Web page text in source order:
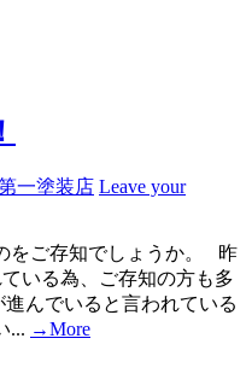
一塗装店 Leave your
をご存知でしょうか。 昨
いる為、ご存知の方も多
んでいると言われている
... →More